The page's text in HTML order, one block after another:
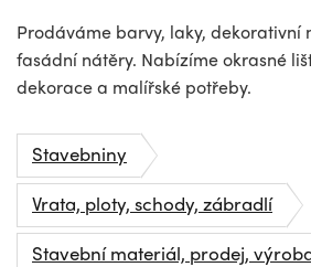
Prodáváme barvy, laky, dekorativní
fasádní nátěry. Nabízíme okrasné
dekorace a malířské potřeby.
Stavebniny
Vrata, ploty, schody, zábradlí
Stavební materiál, prodej,